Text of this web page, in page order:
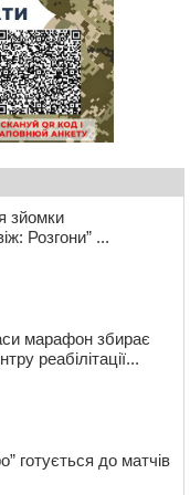
зупинку і
спеки: Бондаренко
в автівці: у ТЦК
вибили вікно і
побив 82-
для
серію унікальних
прогнозують
зйомки
Розгони” ...
марафон збирає
реабілітації...
готується до матчів